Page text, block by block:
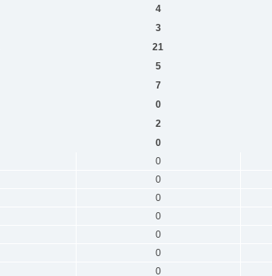
4
3
21
5
7
0
2
0
0
0
0
0
0
0
0